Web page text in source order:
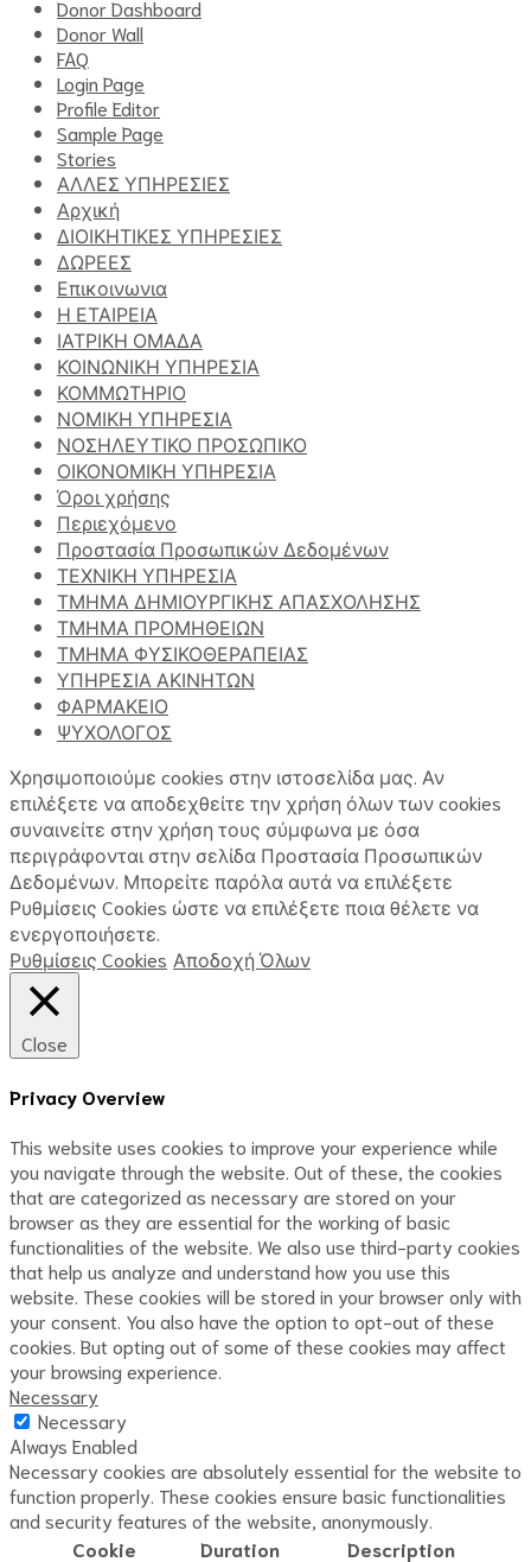
Donor Dashboard
Donor Wall
FAQ
Login Page
Profile Editor
Sample Page
Stories
ΑΛΛΕΣ ΥΠΗΡΕΣΙΕΣ
Αρχική
ΔΙΟΙΚΗΤΙΚΕΣ ΥΠΗΡΕΣΙΕΣ
ΔΩΡΕΕΣ
Επικοινωνια
Η ΕΤΑΙΡΕΙΑ
ΙΑΤΡΙΚΗ ΟΜΑΔΑ
ΚΟΙΝΩΝΙΚΗ ΥΠΗΡΕΣΙΑ
ΚΟΜΜΩΤΗΡΙΟ
ΝΟΜΙΚΗ ΥΠΗΡΕΣΙΑ
ΝΟΣΗΛΕΥΤΙΚΟ ΠΡΟΣΩΠΙΚΟ
ΟΙΚΟΝΟΜΙΚΗ ΥΠΗΡΕΣΙΑ
Όροι χρήσης
Περιεχόμενο
Προστασία Προσωπικών Δεδομένων
ΤΕΧΝΙΚΗ ΥΠΗΡΕΣΙΑ
ΤΜΗΜΑ ΔΗΜΙΟΥΡΓΙΚΗΣ ΑΠΑΣΧΟΛΗΣΗΣ
ΤΜΗΜΑ ΠΡΟΜΗΘΕΙΩΝ
ΤΜΗΜΑ ΦΥΣΙΚΟΘΕΡΑΠΕΙΑΣ
ΥΠΗΡΕΣΙΑ ΑΚΙΝΗΤΩΝ
ΦΑΡΜΑΚΕΙΟ
ΨΥΧΟΛΟΓΟΣ
Χρησιμοποιούμε cookies στην ιστοσελίδα μας. Αν
επιλέξετε να αποδεχθείτε την χρήση όλων των cookies
συναινείτε στην χρήση τους σύμφωνα με όσα
περιγράφονται στην σελίδα Προστασία Προσωπικών
Δεδομένων. Μπορείτε παρόλα αυτά να επιλέξετε
Ρυθμίσεις Cookies ώστε να επιλέξετε ποια θέλετε να
ενεργοποιήσετε.
Ρυθμίσεις Cookies Αποδοχή Όλων
Close
Privacy Overview
This website uses cookies to improve your experience while
you navigate through the website. Out of these, the cookies
that are categorized as necessary are stored on your
browser as they are essential for the working of basic
functionalities of the website. We also use third-party cookies
that help us analyze and understand how you use this
website. These cookies will be stored in your browser only with
your consent. You also have the option to opt-out of these
cookies. But opting out of some of these cookies may affect
your browsing experience.
Necessary
Necessary
Always Enabled
Necessary cookies are absolutely essential for the website to
function properly. These cookies ensure basic functionalities
and security features of the website, anonymously.
Cookie
Duration Description